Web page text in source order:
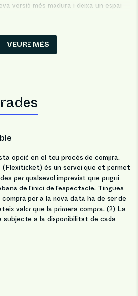
versió més madura i deixa un espai
d’arreu del món no poden estar
VEURE MÉS
opció en el teu procés de compra.
(Flexiticket) és un servei que et permet
per qualsevol imprevist que pugui
de l'inici de l'espectacle. Tingues
per a la nova data ha de ser de
valor que la primera compra. (2) La
subjecte a la disponibilitat de cada